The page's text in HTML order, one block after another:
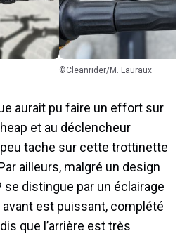
©Cleanrider/M. Lauraux
aurait pu faire un effort sur
et au déclencheur
tache sur cette trottinette
ailleurs, malgré un design
se distingue par un éclairage
est puissant, complété
que l’arrière est très